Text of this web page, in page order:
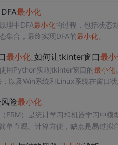
最小化
理中DFA最小化的过程，包括状态
集合，最终实现DFA的最小化。
最小化_如何让tkinter窗口最
用Python实现tkinter窗口的最小化
以及Win系统和Linux系统在窗口
险最小化
ERM）是统计学习和机器学习中模
单直观、计算方便，缺点是易过